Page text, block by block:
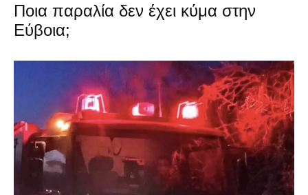
Ποια παραλία δεν έχει κύμα στην
Εύβοια;